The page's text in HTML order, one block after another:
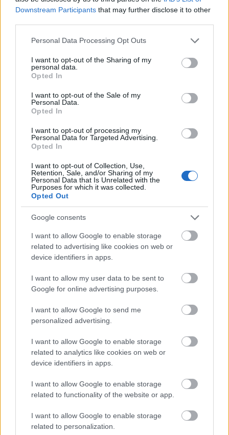
Downstream Participants that may further disclose it to other
Please note that this website/app uses one or more Google
not limited to your visit or usage behaviour. You may click to
grant or deny consent to Google and its third-party tags to
use your data for below specified purposes in below Google
consent section.
Personal Data Processing Opt Outs
I want to opt-out of the Sharing of my
personal data.
Opted In
I want to opt-out of the Sale of my
Personal Data.
Opted In
I want to opt-out of processing my
Personal Data for Targeted Advertising.
Opted In
I want to opt-out of Collection, Use,
Retention, Sale, and/or Sharing of my
Personal Data that Is Unrelated with the
Purposes for which it was collected.
Opted Out
Google consents
I want to allow Google to enable storage
related to advertising like cookies on web or
device identifiers in apps.
I want to allow my user data to be sent to
Google for online advertising purposes.
I want to allow Google to send me
personalized advertising.
I want to allow Google to enable storage
related to analytics like cookies on web or
device identifiers in apps.
I want to allow Google to enable storage
related to functionality of the website or app.
I want to allow Google to enable storage
related to personalization.
Fáklyafényben tárul fel Székesfehérvár történelmi
Helyi hírek
Harmonia Albensis: négy nyári koncerttel tölti meg
Székesfehérvár templomait
Helyi hírek
Ezzel a beruházással a Székesfehérvár-Balaton vasúti